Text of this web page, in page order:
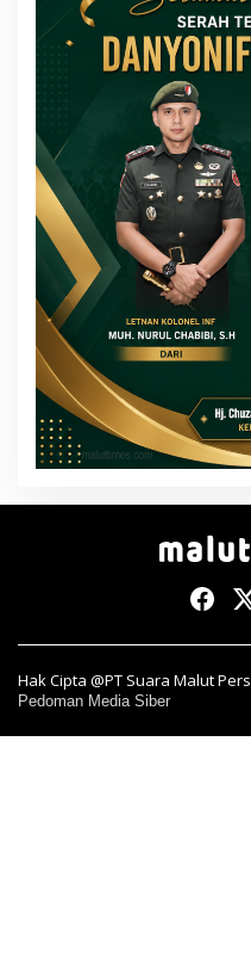
Hak Cipta @PT Suara Malut Pers
Pedoman Media Siber